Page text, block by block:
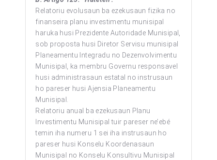
Relatoriu evolusaun ba ezekusaun fizika no
finanseira planu investimentu munisipal
haruka husi Prezidente Autoridade Munisipal,
sob proposta husi Diretor Servisu munisipal
Planeamentu Integradu no Dezenvolvimentu
Munisipal, ka membru Governu responsavel
husi administrasaun estatal no instrusaun
ho pareser husi Ajensia Planeamentu
Munisipal.
Relatoriu anual ba ezekusaun Planu
Investimentu Munisipal tuir pareser ne’ebé
temin iha numeru 1 sei iha instrusaun ho
pareser husi Konselu Koordenasaun
Munisipal no Konselu Konsultivu Munisipal